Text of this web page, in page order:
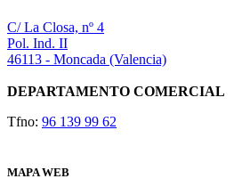
producto
C/ La Closa, nº 4
Pol. Ind. II
46113 - Moncada (Valencia)
DEPARTAMENTO COMERCIAL
Tfno: 96 139 99 62
MAPA WEB